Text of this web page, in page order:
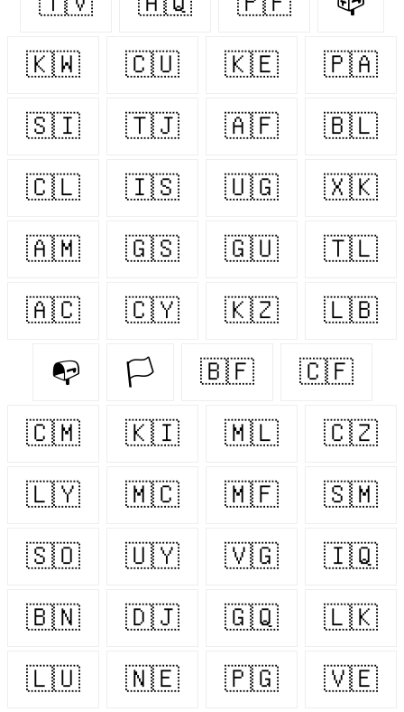
🇰🇼 🇨🇺 🇰🇪 🇵🇦
🇸🇮 🇹🇯 🇦🇫 🇧🇱
🇨🇱 🇮🇸 🇺🇬 🇽🇰
🇦🇲 🇬🇸 🇬🇺 🇹🇱
🇦🇨 🇨🇾 🇰🇿 🇱🇧
📭 🏳️‍ 🇧🇫 🇨🇫
🇨🇲 🇰🇮 🇲🇱 🇨🇿
🇱🇾 🇲🇨 🇲🇫 🇸🇲
🇸🇴 🇺🇾 🇻🇬 🇮🇶
🇧🇳 🇩🇯 🇬🇶 🇱🇰
🇱🇺 🇳🇪 🇵🇬 🇻🇪